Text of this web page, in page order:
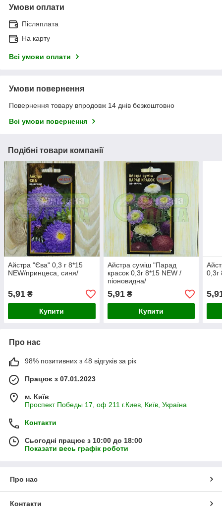
Умови оплати
Післяплата
На карту
Всі умови оплати
Умови повернення
Повернення товару впродовж 14 днів безкоштовно
Всі умови повернення
Подібні товари компанії
Айстра "Єва" 0,3 г 8*15
NEW/принцеса, синя/
5,91 ₴
Купити
Айстра суміш "Парад
красок 0,3г 8*15 NEW /
піоновидна/
5,91₴
Купити
0,3г
Про нас
98% позитивних з 48 відгуків за рік
Працює з 07.01.2023
м. Київ
Проспект Победы 17, оф 211 г.Киев, Київ, Україна
Контакти
Сьогодні працює з 10:00 до 18:00
Показати весь графік роботи
Про нас
Контакти